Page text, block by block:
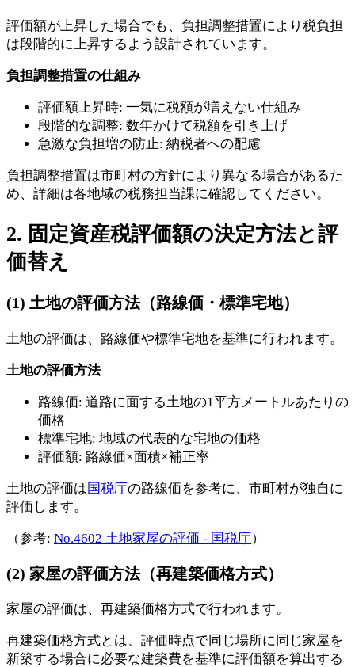
評価額が上昇した場合でも、負担調整措置により税負担
は段階的に上昇するよう設計されています。
負担調整措置の仕組み
評価額上昇時: 一気に税額が増えない仕組み
段階的な調整: 数年かけて税額を引き上げ
急激な負担増の防止: 納税者への配慮
負担調整措置は市町村の方針により異なる場合があるた
め、詳細は各地域の税務担当課に確認してください。
2. 固定資産税評価額の決定方法と評
価替え
(1) 土地の評価方法（路線価・標準宅地）
土地の評価は、路線価や標準宅地を基準に行われます。
土地の評価方法
路線価: 道路に面する土地の1平方メートルあたりの
価格
標準宅地: 地域の代表的な宅地の価格
評価額: 路線価×面積×補正率
土地の評価は国税庁の路線価を参考に、市町村が独自に
評価します。
（参考: No.4602 土地家屋の評価 - 国税庁）
(2) 家屋の評価方法（再建築価格方式）
家屋の評価は、再建築価格方式で行われます。
再建築価格方式とは、評価時点で同じ場所に同じ家屋を
新築する場合に必要な建築費を基準に評価額を算出する